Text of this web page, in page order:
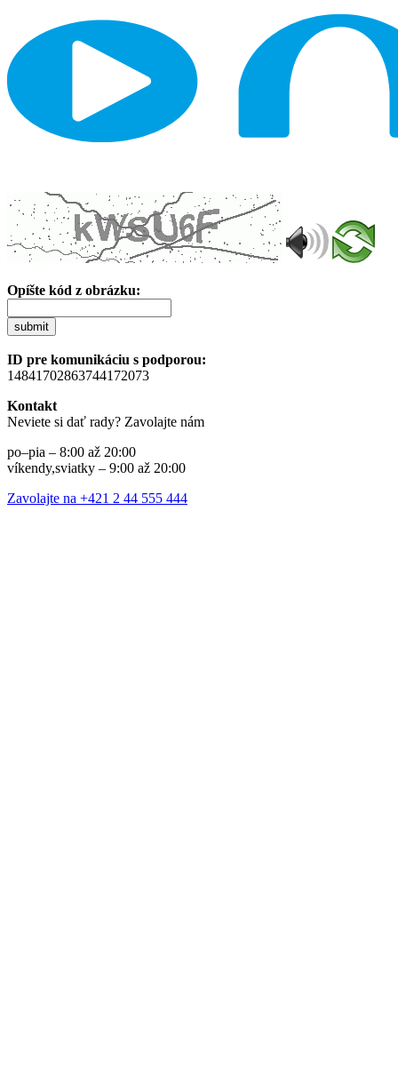
Opíšte kód z obrázku:
submit
ID pre komunikáciu s podporou:
14841702863744172073
Kontakt
Neviete si dať rady? Zavolajte nám
po–pia – 8:00 až 20:00
víkendy,sviatky – 9:00 až 20:00
Zavolajte na +421 2 44 555 444